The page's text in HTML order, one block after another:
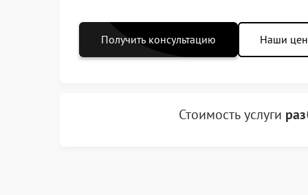
Получить консультацию Наши
Стоимость услуги